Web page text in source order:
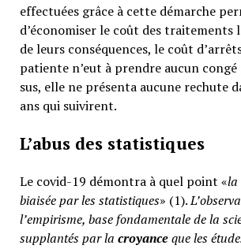
effectuées grâce à cette démarche
d’économiser le coût des traitements
de leurs conséquences, le coût
patiente n’eut à prendre aucun congé
sus, elle ne présenta aucune rechute
ans qui suivirent.
L’abus des statistiques
Le covid-19 démontra à quel point «la
biaisée par les statistiques» (1).
l’empirisme, base fondamentale de la
supplantés par la croyanceque les